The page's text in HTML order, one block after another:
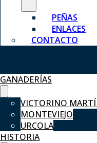
PEÑAS
ENLACES
CONTACTO
GANADERÍAS
VICTORINO
MONTEVIEJO
URCOLA
HISTORIA